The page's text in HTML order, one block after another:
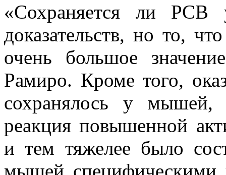
«Сохраняется ли
доказательств, но то,
очень большое
Рамиро. Кроме того,
сохранялось у мышей,
реакция повышенной
и тем тяжелее было
мышей